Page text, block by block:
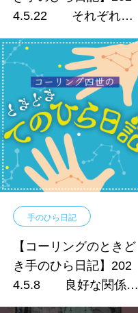
4.5.22 それぞれの
個性
手のひら日記
【コーリングのときど
き手のひら日記】202
4.5.8 良好な関係を
築いていく手とは…